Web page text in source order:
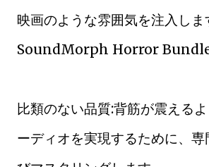
映画のような雰囲気を注入しま
SoundMorph Horror Bundle
比類のない品質:背筋が震える
ーディオを実現するために、専